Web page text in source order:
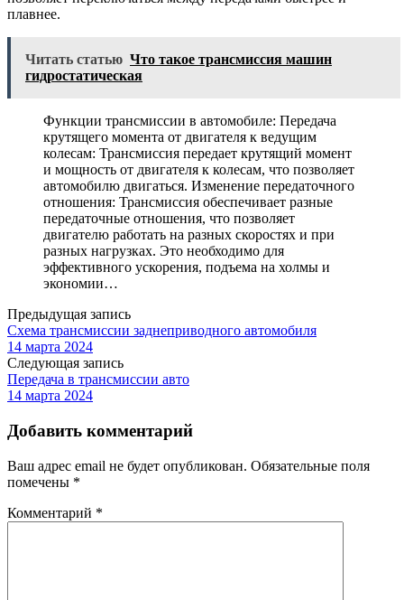
плавнее.
Читать статью Что такое трансмиссия машин
гидростатическая
Функции трансмиссии в автомобиле: Передача
крутящего момента от двигателя к ведущим
колесам: Трансмиссия передает крутящий момент
и мощность от двигателя к колесам, что позволяет
автомобилю двигаться. Изменение передаточного
отношения: Трансмиссия обеспечивает разные
передаточные отношения, что позволяет
двигателю работать на разных скоростях и при
разных нагрузках. Это необходимо для
эффективного ускорения, подъема на холмы и
экономии…
Предыдущая запись
Схема трансмиссии заднеприводного автомобиля
14 марта 2024
Следующая запись
Передача в трансмиссии авто
14 марта 2024
Добавить комментарий
Ваш адрес email не будет опубликован. Обязательные поля
помечены *
Комментарий *